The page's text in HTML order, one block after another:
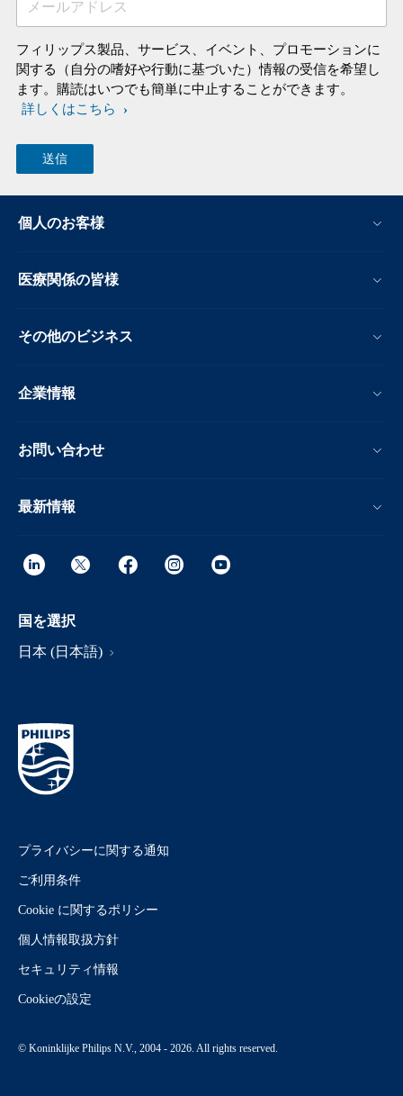
メールアドレス
フィリップス製品、サービス、イベント、プロモーションに
関する（自分の嗜好や行動に基づいた）情報の受信を希望し
ます。購読はいつでも簡単に中止することができます。
詳しくはこちら
個人のお客様
医療関係の皆様
その他のビジネス
企業情報
お問い合わせ
最新情報
国を選択
日本 (日本語)
プライバシーに関する通知
ご利用条件
Cookie に関するポリシー
個人情報取扱方針
セキュリティ情報
Cookieの設定
© Koninklijke Philips N.V., 2004 - 2026. All rights reserved.